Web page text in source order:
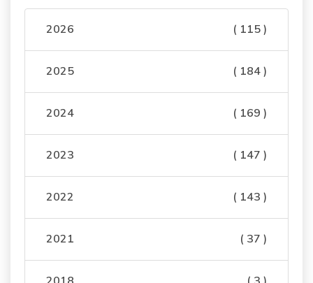
2026 ( 115 )
2025 ( 184 )
2024 ( 169 )
2023 ( 147 )
2022 ( 143 )
2021 ( 37 )